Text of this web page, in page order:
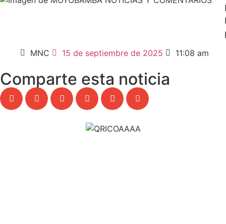
MNC
15 de septiembre de 2025 11:08 am
Comparte esta noticia